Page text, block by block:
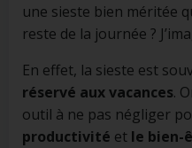
une sieste bien méritée
reste de la journée ?
En effet, la sieste est
réservé aux vacances.
outil à ne pas négliger
productivité et le bien-